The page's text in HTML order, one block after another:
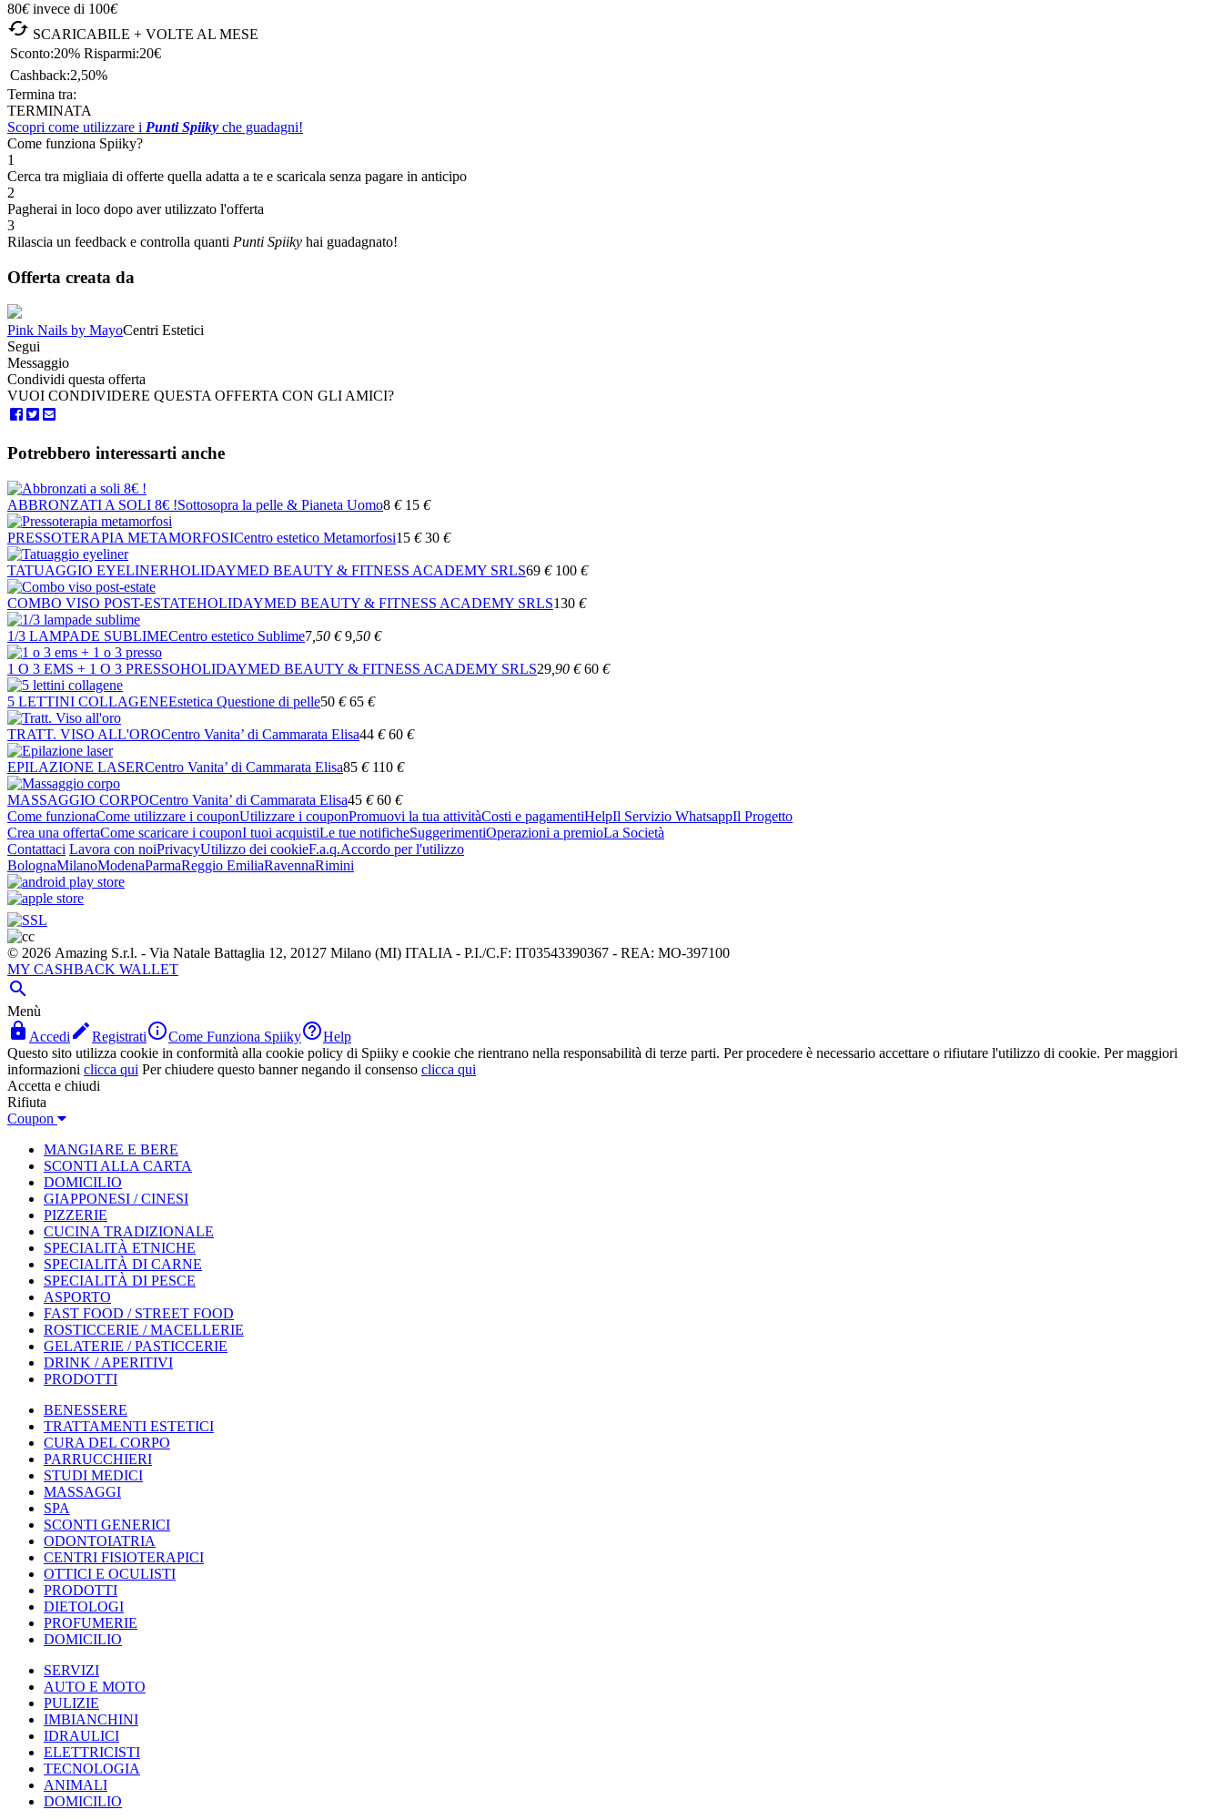
80€ invece di 100€
 SCARICABILE + VOLTE AL MESE
Sconto:20% Risparmi:20€
Cashback:2,50%
Termina tra:
TERMINATA
Scopri come utilizzare i Punti Spiiky che guadagni!
Come funziona Spiiky?
1
Cerca tra migliaia di offerte quella adatta a te e scaricala senza pagare in anticipo
2
Pagherai in loco dopo aver utilizzato l'offerta
3
Rilascia un feedback e controlla quanti Punti Spiiky hai guadagnato!
Offerta creata da
Pink Nails by MayoCentri Estetici
Segui
Messaggio
Condividi questa offerta
VUOI CONDIVIDERE QUESTA OFFERTA CON GLI AMICI?
Potrebbero interessarti anche
ABBRONZATI A SOLI 8€ !Sottosopra la pelle & Pianeta Uomo8 € 15 €
PRESSOTERAPIA METAMORFOSICentro estetico Metamorfosi15 € 30 €
TATUAGGIO EYELINERHOLIDAYMED BEAUTY & FITNESS ACADEMY SRLS69 € 100 €
COMBO VISO POST-ESTATEHOLIDAYMED BEAUTY & FITNESS ACADEMY SRLS130 €
1/3 LAMPADE SUBLIMECentro estetico Sublime7 ,50 € 9 ,50 €
1 O 3 EMS + 1 O 3 PRESSOHOLIDAYMED BEAUTY & FITNESS ACADEMY SRLS29 ,90 € 60 €
5 LETTINI COLLAGENEEstetica Questione di pelle50 € 65 €
TRATT. VISO ALL'OROCentro Vanita’ di Cammarata Elisa44 € 60 €
EPILAZIONE LASERCentro Vanita’ di Cammarata Elisa85 € 110 €
MASSAGGIO CORPOCentro Vanita’ di Cammarata Elisa45 € 60 €
Come funzionaCome utilizzare i couponUtilizzare i couponPromuovi la tua attivitàCosti e pagamentiHelpIl Servizio WhatsappIl Progetto
Crea una offertaCome scaricare i couponI tuoi acquistiLe tue notificheSuggerimentiOperazioni a premioLa Società
Contattaci Lavora con noiPrivacyUtilizzo dei cookieF.a.q.Accordo per l'utilizzo
BolognaMilanoModenaParmaReggio EmiliaRavennaRimini
© 2026 Amazing S.r.l. - Via Natale Battaglia 12, 20127 Milano (MI) ITALIA - P.I./C.F: IT03543390367 - REA: MO-397100
MY CASHBACK WALLET

Menù
 Accedi RegistratiCome Funziona SpiikyHelp
Questo sito utilizza cookie in conformità alla cookie policy di Spiiky e cookie che rientrano nella responsabilità di terze parti. Per procedere è necessario accettare o rifiutare l'utilizzo di cookie. Per maggiori
informazioni clicca qui Per chiudere questo banner negando il consenso clicca qui
Accetta e chiudi
Rifiuta
Coupon
MANGIARE E BERE
SCONTI ALLA CARTA
DOMICILIO
GIAPPONESI / CINESI
PIZZERIE
CUCINA TRADIZIONALE
SPECIALITÀ ETNICHE
SPECIALITÀ DI CARNE
SPECIALITÀ DI PESCE
ASPORTO
FAST FOOD / STREET FOOD
ROSTICCERIE / MACELLERIE
GELATERIE / PASTICCERIE
DRINK / APERITIVI
PRODOTTI
BENESSERE
TRATTAMENTI ESTETICI
CURA DEL CORPO
PARRUCCHIERI
STUDI MEDICI
MASSAGGI
SPA
SCONTI GENERICI
ODONTOIATRIA
CENTRI FISIOTERAPICI
OTTICI E OCULISTI
PRODOTTI
DIETOLOGI
PROFUMERIE
DOMICILIO
SERVIZI
AUTO E MOTO
PULIZIE
IMBIANCHINI
IDRAULICI
ELETTRICISTI
TECNOLOGIA
ANIMALI
DOMICILIO